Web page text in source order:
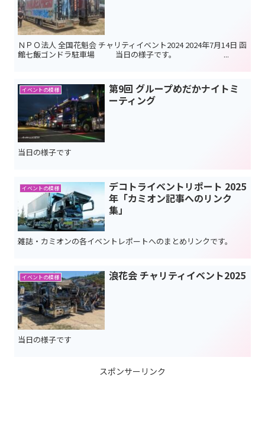
ＮＰＯ法人 全国花魁会 チャリティイベント2024 2024年7月14日 函
館七飯ゴンドラ駐車場 当日の様子です。 ...
イベントの模様
第9回 グループめだかナイトミ
ーティング
当日の様子です
イベントの模様
デコトライベントリポート 2025
年「カミオン記事へのリンク
集」
雑誌・カミオンの各イベントレポートへのまとめリンクです。
イベントの模様 浪花会 チャリティイベント2025
当日の様子です
スポンサーリンク